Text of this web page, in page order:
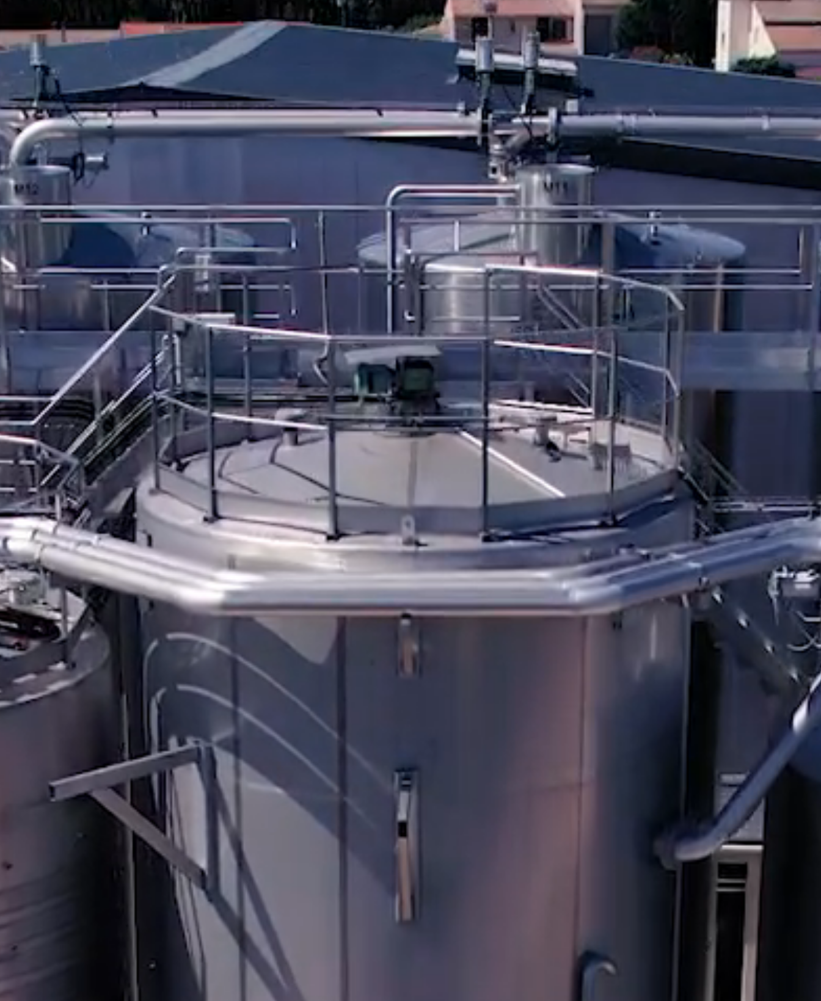
Industria dell'energia
Industria chimica
Industria alimentare e delle
bevande
Industria automobilistica
Sistemi di trattamento delle
acque fluviali
Sistemi di trattamento
dell'acqua di sorgente
Sistemi di trattamento
dell'acqua piovana
Sistemi di trattamento
dell'acqua di rete
Sistemi di recupero delle
acque reflue
Sistemi di trattamento delle
acque grigie
Sistemi di trattamento delle
acque grigie